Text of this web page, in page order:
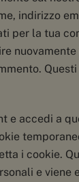
indirizzo
per la tua
e accedi a
i cookie.
e viene